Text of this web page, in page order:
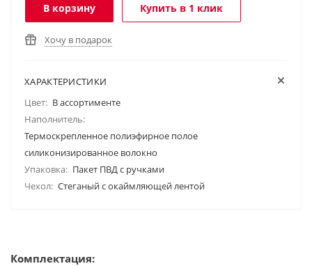
В корзину Купить в 1 клик
Хочу в подарок
ХАРАКТЕРИСТИКИ
Цвет: В ассортименте
Наполнитель:
Термоскрепленное полиэфирное полое
силиконизированное волокно
Упаковка: Пакет ПВД с ручками
Чехол: Стеганый с окаймляющей лентой
Комплектация: